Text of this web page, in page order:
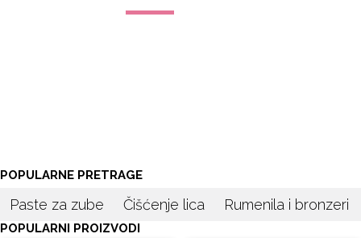
POPULARNE PRETRAGE
Paste za zube Čišćenje lica Rumenila i bronzeri
POPULARNI PROIZVODI